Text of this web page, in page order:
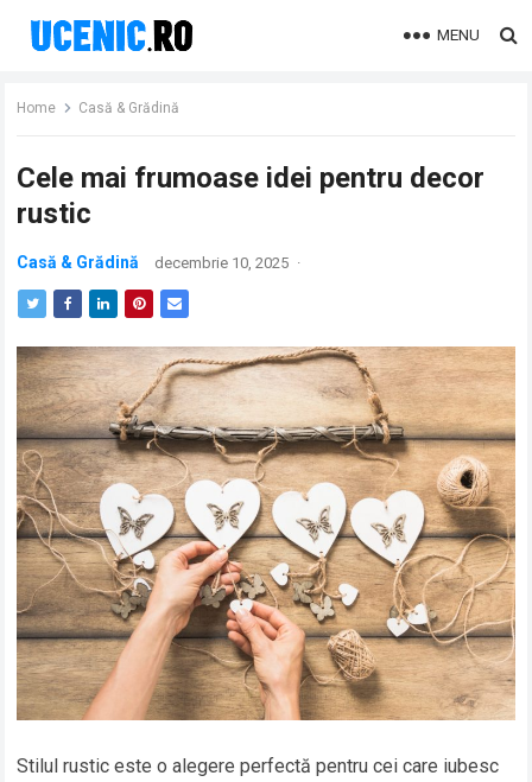
MENU
Home Casă & Grădină
Cele mai frumoase idei pentru decor
rustic
Casă & Grădină decembrie 10, 2025 ·
Stilul rustic este o alegere perfectă pentru cei care iubesc